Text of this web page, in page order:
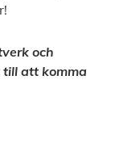
och
att komma